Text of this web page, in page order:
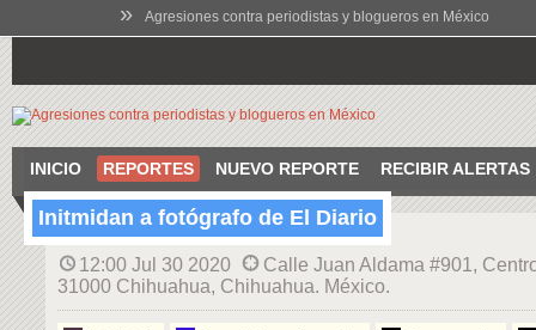
» Agresiones contra periodistas y blogueros en México
INICIO REPORTES NUEVO REPORTE RECIBIR ALERTAS
Initmidan a fotógrafo de El Diario
12:00 Jul 30 2020
Calle Juan Aldama #901,
31000 Chihuahua, Chihuahua. México.